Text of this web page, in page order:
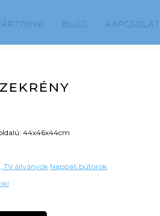
BLOG KAPCSOLAT
44x46x44cm
TV állványok Nappali bútorok